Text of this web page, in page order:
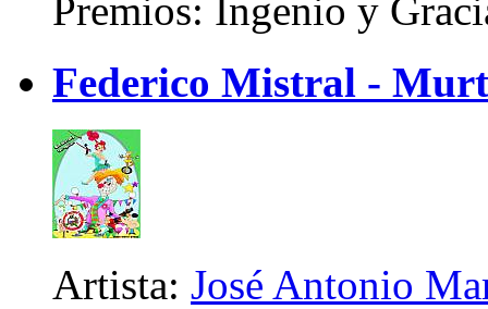
Premios: Ingenio y
Federico Mistral -
Artista: José Antonio